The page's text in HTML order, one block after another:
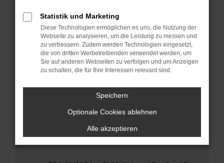
Betriebssystem auf dem neuesten Stand
sind.
Veraltete Software birgt nicht nur ein
Sicherheitsrisiko, sondern kann auch dazu
führen, dass bestimmte Funktionen nicht mehr
unterstützt werden.
Wende dich an den Webseitenbetreiber.
Wenn du alle oben genannten Schritte versucht
hast, kontaktiere uns bitte. Wir werden
versuchen, das Problem zu beheben. Du kannst
uns diesen Text schicken, um uns bei der
Statistik und Marketing
Diese Technologien ermöglichen es uns, die Nutzung der
Webseite zu analysieren, um die Leistung zu messen und
zu verbessern. Zudem werden Technologien eingesetzt,
die von dritten Werbetreibenden verwendet werden, um
Sie auf anderen Webseiten zu verfolgen und um Anzeigen
zu schalten, die für Ihre Interessen relevant sind.
Speichern
Optionale Cookies ablehnen
Alle akzeptieren